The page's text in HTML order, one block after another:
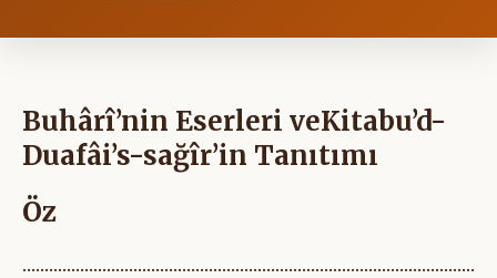
Buhârî’nin Eserleri veKitabu’d-
Duafâi’s-sağîr’in Tanıtımı
Öz
......................................................................................................